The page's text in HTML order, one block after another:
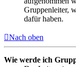
Gruppenleiter,
dafür haben.
Nach oben
Wie werde ich